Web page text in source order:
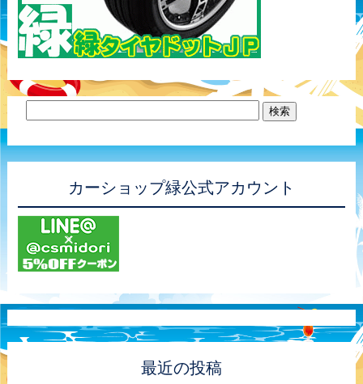
カーショップ緑公式アカウント
最近の投稿